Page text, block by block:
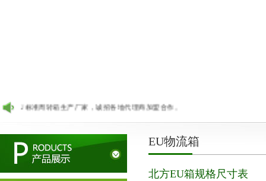
转箱生产厂家，诚招各地代理商加盟合作。
EU物流箱
北方EU箱规格尺寸表